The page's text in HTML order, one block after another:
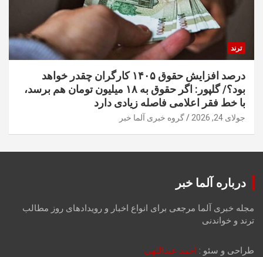
ترند
درصد افزایش حقوق ۱۴۰۵ کارگران چقدر خواهد
بود؟/ گلپور: اگر حقوق به ۱۸ میلیون تومان هم برسد،
با خط فقر اعلامی فاصله زیادی دارد
جولای 24, 2026 گروه خبری آلما خبر
درباره آلما خبر
مجله خبری آلما مرجعی برای انواع اخبار و رویدادهای روز مطالب
ترند و خواندنی
طراحی و سئو : احمد عبداللهی